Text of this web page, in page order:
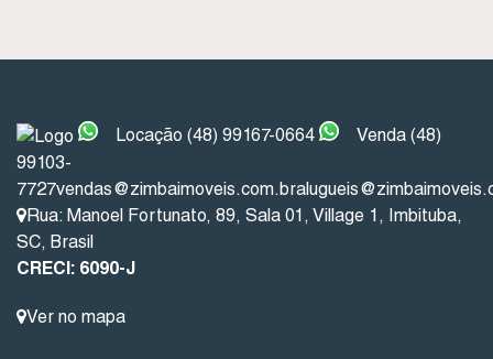
Locação (48) 99167-0664
Venda (48)
99103-
7727vendas@zimbaimoveis.com.br
Rua: Manoel Fortunato, 89, Sala 01, Village 1, Imbituba,
SC, Brasil
CRECI: 6090-J
Ver no mapa